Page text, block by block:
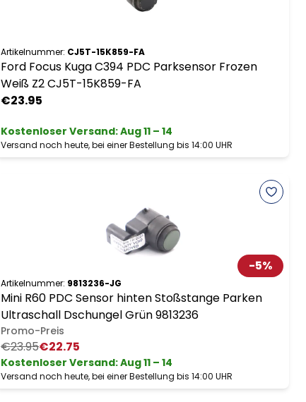
Artikelnummer: CJ5T-15K859-FA
Ford Focus Kuga C394 PDC Parksensor Frozen
Weiß Z2 CJ5T-15K859-FA
€23.95
Kostenloser Versand:Aug 11 – 14
Versand noch heute, bei einer Bestellung bis 14:00 UHR
-5%
Artikelnummer: 9813236-JG
Mini R60 PDC Sensor hinten Stoßstange Parken
Ultraschall Dschungel Grün 9813236
Promo-Preis
€23.95€22.75
Kostenloser Versand:Aug 11 – 14
Versand noch heute, bei einer Bestellung bis 14:00 UHR